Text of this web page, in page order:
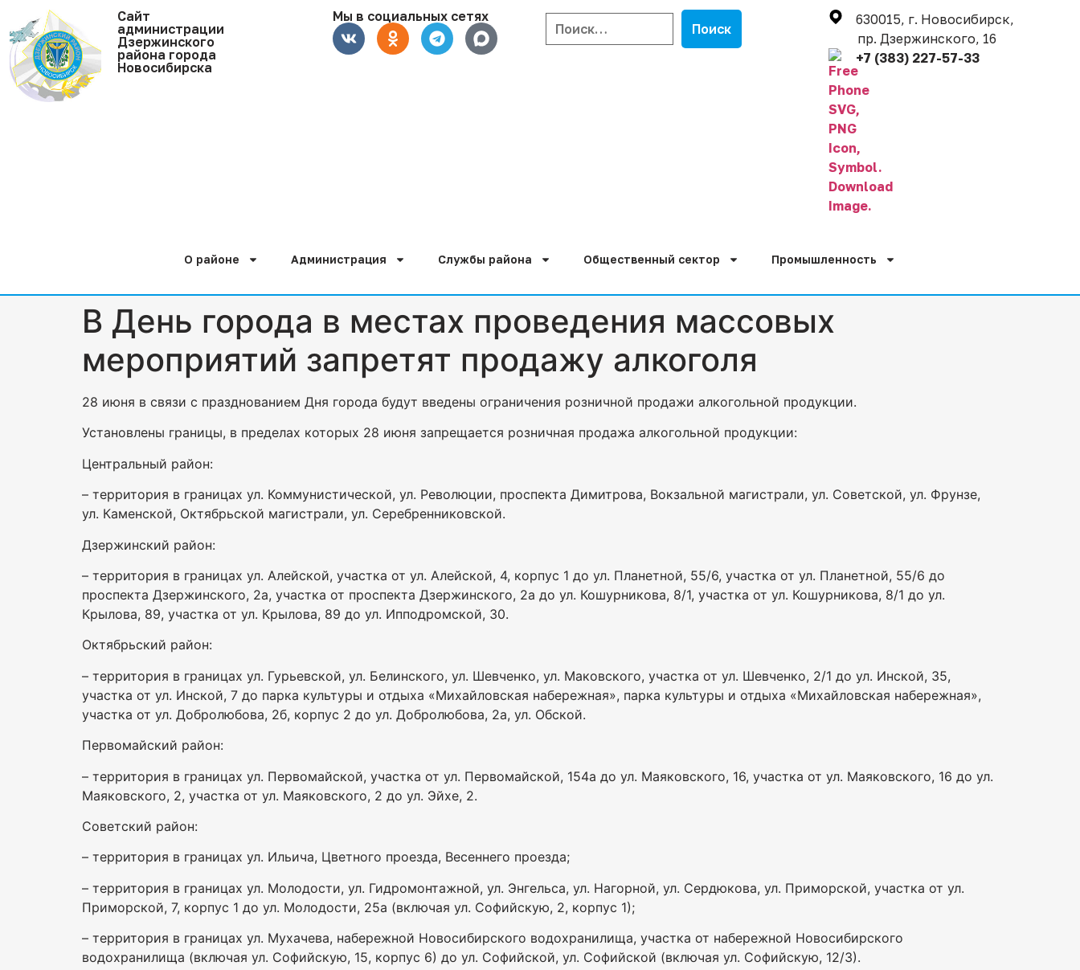
Cайт
администрации
Дзержинского
района города
Новосибирска
Мы в социальных сетях
630015, г. Новосибирск,
пр. Дзержинского, 16
+7 (383) 227-57-33
О районе Администрация Службы района Общественный сектор Промышленность
В День города в местах проведения массовых
мероприятий запретят продажу алкоголя
28 июня в связи с празднованием Дня города будут введены ограничения розничной продажи алкогольной продукции.
Установлены границы, в пределах которых 28 июня запрещается розничная продажа алкогольной продукции:
Центральный район:
– территория в границах ул. Коммунистической, ул. Революции, проспекта Димитрова, Вокзальной магистрали, ул. Советской, ул. Фрунзе,
ул. Каменской, Октябрьской магистрали, ул. Серебренниковской.
Дзержинский район:
– территория в границах ул. Алейской, участка от ул. Алейской, 4, корпус 1 до ул. Планетной, 55/6, участка от ул. Планетной, 55/6 до
проспекта Дзержинского, 2а, участка от проспекта Дзержинского, 2а до ул. Кошурникова, 8/1, участка от ул. Кошурникова, 8/1 до ул.
Крылова, 89, участка от ул. Крылова, 89 до ул. Ипподромской, 30.
Октябрьский район:
– территория в границах ул. Гурьевской, ул. Белинского, ул. Шевченко, ул. Маковского, участка от ул. Шевченко, 2/1 до ул. Инской, 35,
участка от ул. Инской, 7 до парка культуры и отдыха «Михайловская набережная», парка культуры и отдыха «Михайловская набережная»,
участка от ул. Добролюбова, 2б, корпус 2 до ул. Добролюбова, 2а, ул. Обской.
Первомайский район:
– территория в границах ул. Первомайской, участка от ул. Первомайской, 154а до ул. Маяковского, 16, участка от ул. Маяковского, 16 до ул.
Маяковского, 2, участка от ул. Маяковского, 2 до ул. Эйхе, 2.
Советский район:
– территория в границах ул. Ильича, Цветного проезда, Весеннего проезда;
– территория в границах ул. Молодости, ул. Гидромонтажной, ул. Энгельса, ул. Нагорной, ул. Сердюкова, ул. Приморской, участка от ул.
Приморской, 7, корпус 1 до ул. Молодости, 25а (включая ул. Софийскую, 2, корпус 1);
– территория в границах ул. Мухачева, набережной Новосибирского водохранилища, участка от набережной Новосибирского
водохранилища (включая ул. Софийскую, 15, корпус 6) до ул. Софийской, ул. Софийской (включая ул. Софийскую, 12/3).